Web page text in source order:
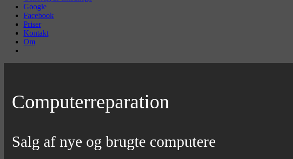
Google
Facebook
Priser
Kontakt
Om
Computerreparation
Salg af nye og brugte computere